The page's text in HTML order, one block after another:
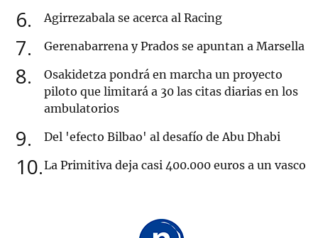
6 Agirrezabala se acerca al Racing
7 Gerenabarrena y Prados se apuntan a Marsella
8
Osakidetza pondrá en marcha un proyecto
piloto que limitará a 30 las citas diarias en los
ambulatorios
9 Del 'efecto Bilbao' al desafío de Abu Dhabi
10 La Primitiva deja casi 400.000 euros a un vasco